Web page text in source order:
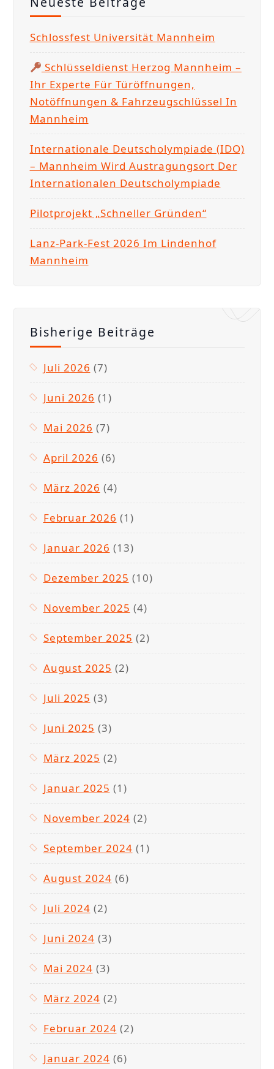
n
a
h
:
Schlossfest Universität Mannheim
Schlüsseldienst Herzog Mannheim –
Ihr Experte Für Türöffnungen,
Notöffnungen & Fahrzeugschlüssel In
Mannheim
Internationale Deutscholympiade (IDO)
– Mannheim Wird Austragungsort Der
Internationalen Deutscholympiade
Pilotprojekt „Schneller Gründen“
Lanz-Park-Fest 2026 Im Lindenhof
Mannheim
Bisherige Beiträge
Juli 2026 (7)
Juni 2026 (1)
Mai 2026 (7)
April 2026 (6)
März 2026 (4)
Februar 2026 (1)
Januar 2026 (13)
Dezember 2025 (10)
November 2025 (4)
September 2025 (2)
August 2025 (2)
Juli 2025 (3)
Juni 2025 (3)
März 2025 (2)
Januar 2025 (1)
November 2024 (2)
September 2024 (1)
August 2024 (6)
Juli 2024 (2)
Juni 2024 (3)
Mai 2024 (3)
März 2024 (2)
Februar 2024 (2)
Januar 2024 (6)